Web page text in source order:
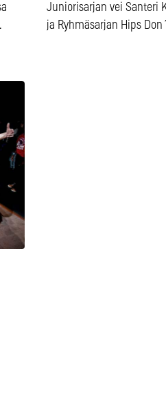
Juniorisarjan vei Santeri
ja Ryhmäsarjan Hips